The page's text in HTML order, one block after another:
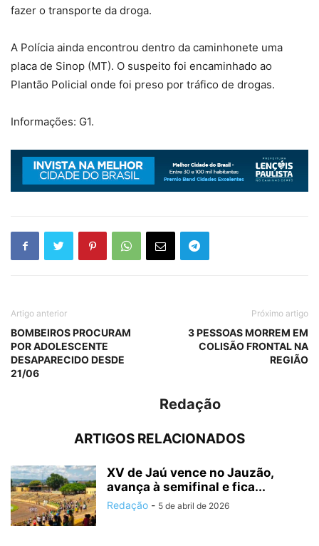
fazer o transporte da droga.
A Polícia ainda encontrou dentro da caminhonete uma
placa de Sinop (MT). O suspeito foi encaminhado ao
Plantão Policial onde foi preso por tráfico de drogas.
Informações: G1.
Artigo anterior
BOMBEIROS PROCURAM
POR ADOLESCENTE
DESAPARECIDO DESDE
21/06
Próximo artigo
3 PESSOAS MORREM EM
COLISÃO FRONTAL NA
REGIÃO
Redação
ARTIGOS RELACIONADOS
XV de Jaú vence no Jauzão,
avança à semifinal e fica...
Redação - 5 de abril de 2026